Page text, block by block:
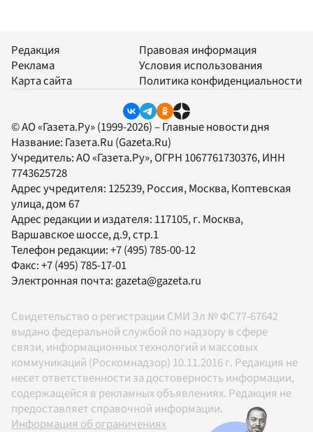
Редакция
Реклама
Карта сайта
Правовая информация
Условия использования
Политика конфиденциальности
© АО «Газета.Ру» (1999-2026) – Главные новости дня
Название: Газета.Ru (Gazeta.Ru)
Учредитель:АО «Газета.Ру», ОГРН 1067761730376, ИНН
7743625728
Адрес учредителя: 125239, Россия, Москва, Коптевская
улица, дом 67
Адрес редакции и издателя: 117105, г. Москва,
Варшавское шоссе, д.9, стр.1
Телефон редакции:+7 (495) 785-00-12
Факс:+7 (495) 785-17-01
Электронная почта:gazeta@gazeta.ru
Свидетельство о регистрации СМИ Эл № ФС77-67642
выдано федеральной службой по надзору в сфере
связи, информационных технологий и массовых
коммуникаций (Роскомнадзор) 10.11.2016 г. Редакция не
несет ответственности за достоверность информации,
содержащейся в рекламных объявлениях. Редакция не
предоставляет справочной информации.
Информация об ограничениях